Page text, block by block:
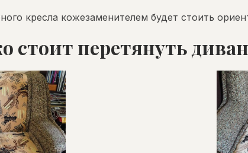
кресла кожезаменителем будет стоить
стоит перетянуть